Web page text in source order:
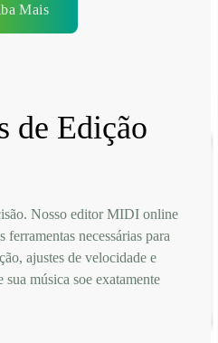
Mais
de Edição
Nosso editor MIDI online
ferramentas necessárias para
ajustes de velocidade e
música soe exatamente